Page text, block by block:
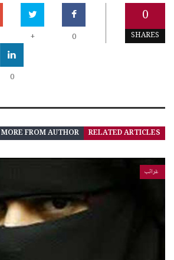
0
SHARES
0
+
0
RELATED ARTICLES
MORE FROM AUTHOR
غرائب